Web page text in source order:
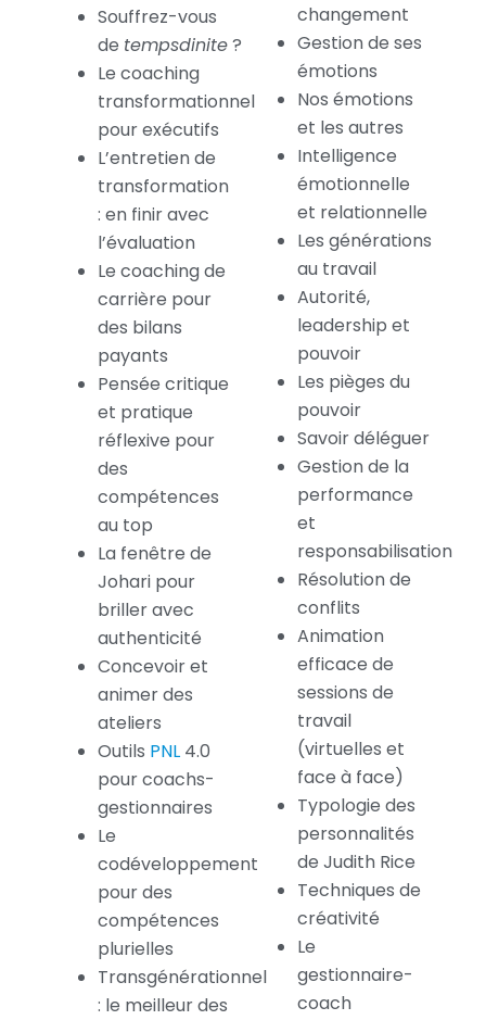
Souffrez-vous
de tempsdinite?
Le coaching
transformationnel
pour exécutifs
L’entretien de
transformation
: en finir avec
l’évaluation
Le coaching de
carrière pour
des bilans
payants
Pensée critique
et pratique
réflexive pour
des
compétences
au top
La fenêtre de
Johari pour
briller avec
authenticité
Concevoir et
animer des
ateliers
Outils PNL 4.0
pour coachs-
gestionnaires
Le
codéveloppement
pour des
compétences
plurielles
Transgénérationnel
: le meilleur des
changement
Gestion de ses
émotions
Nos émotions
et les autres
Intelligence
émotionnelle
et relationnelle
Les générations
au travail
Autorité,
leadership et
pouvoir
Les pièges du
pouvoir
Savoir déléguer
Gestion de la
performance
et
responsabilisation
Résolution de
conflits
Animation
efficace de
sessions de
travail
(virtuelles et
face à face)
Typologie des
personnalités
de Judith Rice
Techniques de
créativité
Le
gestionnaire-
coach